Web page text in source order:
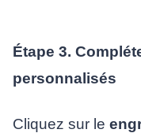
Étape 3.
personnalisés
Cliquez sur le